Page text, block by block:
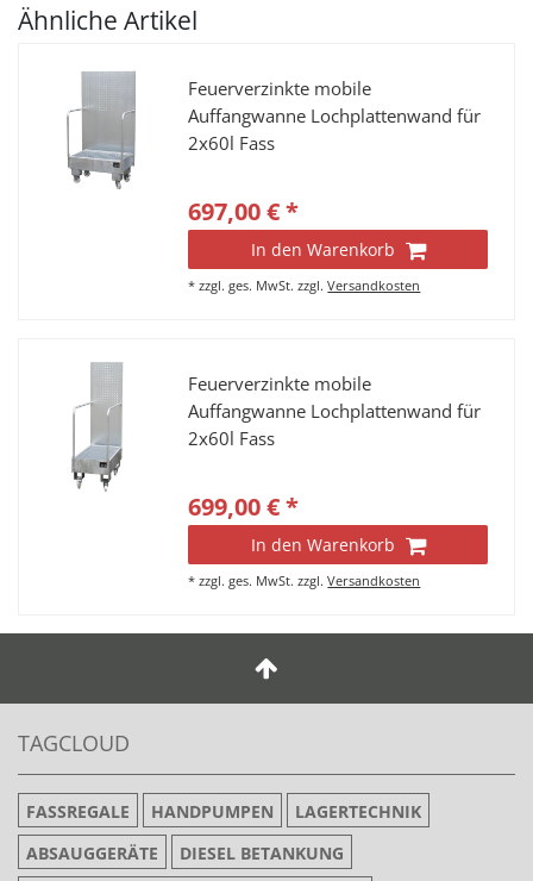
Ähnliche Artikel
Feuerverzinkte mobile
Auffangwanne Lochplattenwand für
2x60l Fass
697,00 € *
In den Warenkorb
*zzgl. ges. MwSt. zzgl.Versandkosten
Feuerverzinkte mobile
Auffangwanne Lochplattenwand für
2x60l Fass
699,00 € *
In den Warenkorb
*zzgl. ges. MwSt. zzgl.Versandkosten
TAGCLOUD
FASSREGALE HANDPUMPEN
LAGERTECHNIK
ABSAUGGERÄTE
DIESEL BETANKUNG